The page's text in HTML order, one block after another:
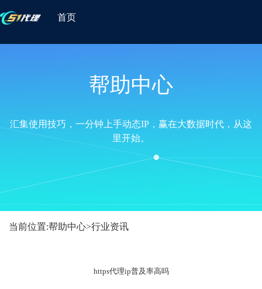
首页
帮助中心
汇集使用技巧，一分钟上手动态IP，赢在大数据时代，从这
里开始。
当前位置:帮助中心>行业资讯
https代理ip普及率高吗